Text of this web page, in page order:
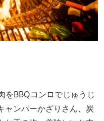
をBBQコンロでじゅうじ
ャンパーかざりさん、炭